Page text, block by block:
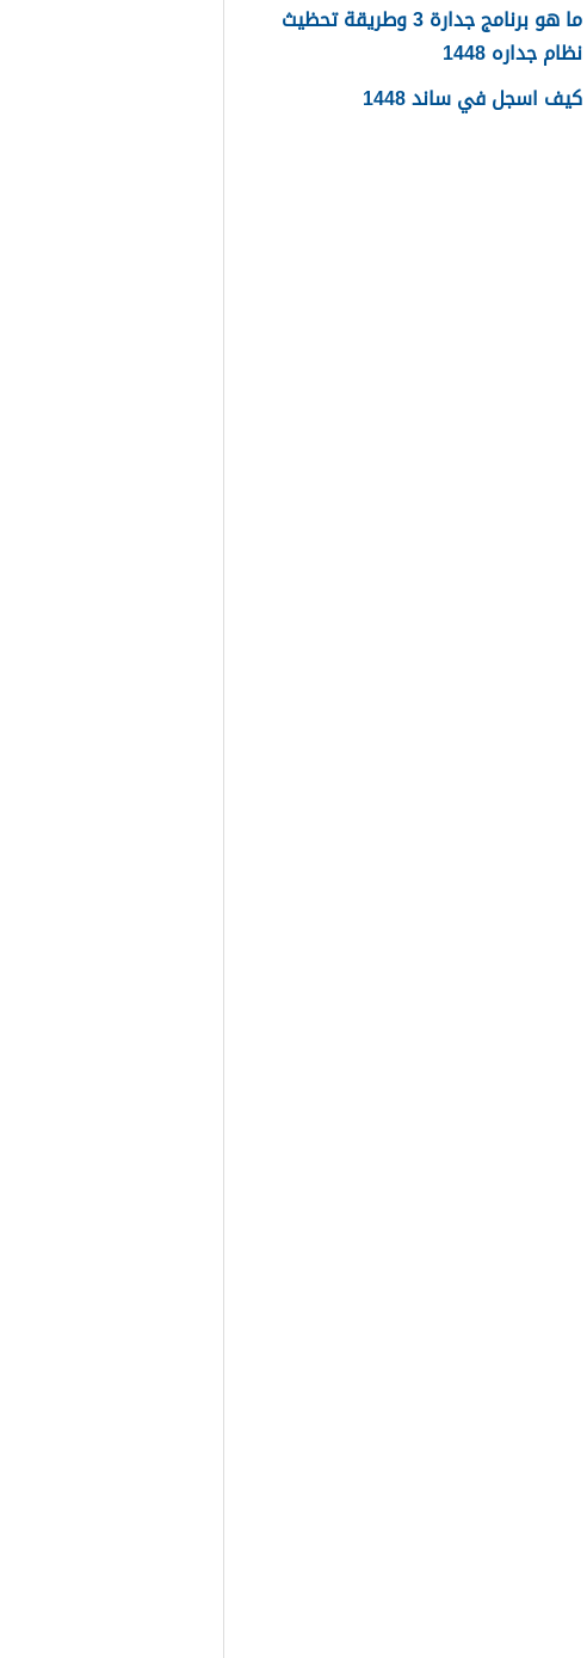
ما هو برنامج جدارة 3 وطريقة تحظيث
نظام جداره 1448
كيف اسجل في ساند 1448